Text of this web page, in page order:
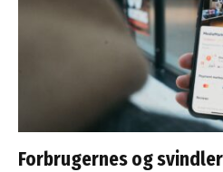
Forbrugernes og